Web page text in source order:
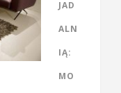
JAD
ALN
IĄ:
MO